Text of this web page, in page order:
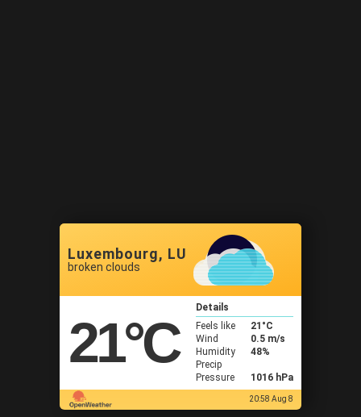
Luxembourg, LU
broken clouds
21°C
Details
Feels like
21 °C
Wind
0.5 m/s
Humidity
48%
Precip
Pressure
1016 hPa
20:58 Aug 8